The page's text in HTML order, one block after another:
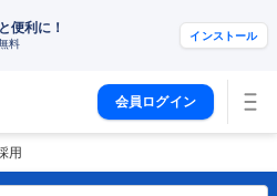
便利に！
料
インストール
会員ログイン
用